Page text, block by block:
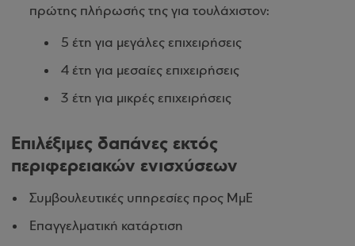
πρώτης πλήρωσής της για τουλάχιστον:
5 έτη για μεγάλες επιχειρήσεις
4 έτη για μεσαίες επιχειρήσεις
3 έτη για μικρές επιχειρήσεις
Επιλέξιμες δαπάνες εκτός
περιφερειακών ενισχύσεων
Συμβουλευτικές υπηρεσίες προς ΜμΕ
Επαγγελματική κατάρτιση